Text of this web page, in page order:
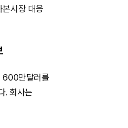
시장 대응
600만달러를
. 회사는